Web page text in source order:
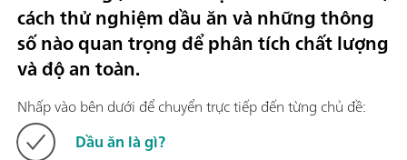
cách thử nghiệm dầu ăn và những thông
số nào quan trọng để phân tích chất lượng
và độ an toàn.
Nhấp vào bên dưới để chuyển trực tiếp đến từng chủ đề:
Dầu ăn là gì?